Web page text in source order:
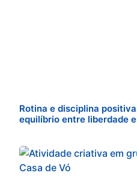
Rotina e disciplina
equilíbrio entre liberdade